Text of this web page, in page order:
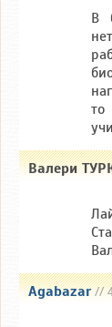
В
Валери
Agabazar//